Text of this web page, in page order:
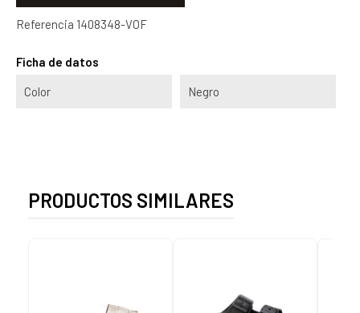
Referencia 1408348-VOF
Ficha de datos
Color Negro
PRODUCTOS SIMILARES